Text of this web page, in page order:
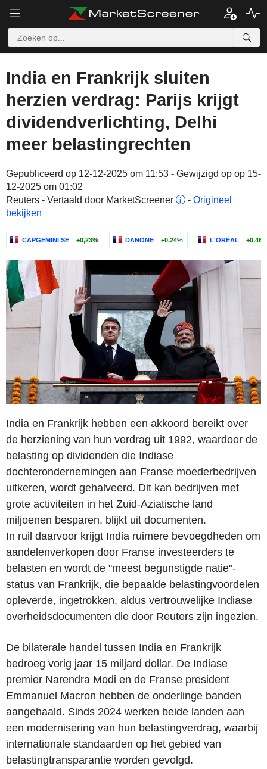
India en Frankrijk sluiten
herzien verdrag: Parijs krijgt
dividendverlichting, Delhi
meer belastingrechten
Gepubliceerd op 12-12-2025 om 11:53 - Gewijzigd op op 15-
12-2025 om 01:02
Reuters - Vertaald door MarketScreener
- Origineel
bekijken
CAPGEMINI SE +0,23% DANONE +0,24% L'ORÉAL
India en Frankrijk hebben een akkoord bereikt over
de herziening van hun verdrag uit 1992, waardoor de
belasting op dividenden die Indiase
dochterondernemingen aan Franse moederbedrijven
uitkeren, wordt gehalveerd. Dit kan bedrijven met
grote activiteiten in het Zuid-Aziatische land
miljoenen besparen, blijkt uit documenten.
In ruil daarvoor krijgt India ruimere bevoegdheden om
aandelenverkopen door Franse investeerders te
belasten en wordt de "meest begunstigde natie"-
status van Frankrijk, die bepaalde belastingvoordelen
opleverde, ingetrokken, aldus vertrouwelijke Indiase
overheidsdocumenten die door Reuters zijn ingezien.
De bilaterale handel tussen India en Frankrijk
bedroeg vorig jaar 15 miljard dollar. De Indiase
premier Narendra Modi en de Franse president
Emmanuel Macron hebben de onderlinge banden
aangehaald. Sinds 2024 werken beide landen aan
een modernisering van hun belastingverdrag, waarbij
internationale standaarden op het gebied van
belastingtransparantie worden gevolgd.